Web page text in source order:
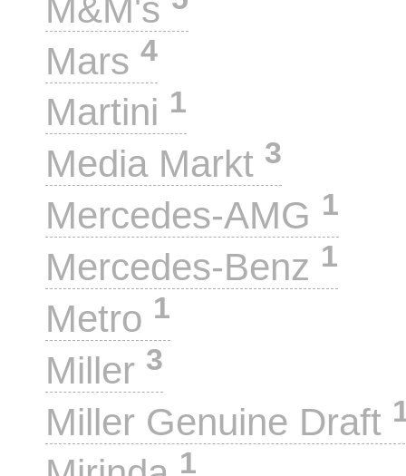
M&M's
Mars 4
Martini 1
Media Markt 3
Mercedes-AMG 1
Mercedes-Benz 1
Metro 1
Miller 3
Miller Genuine Draft
1